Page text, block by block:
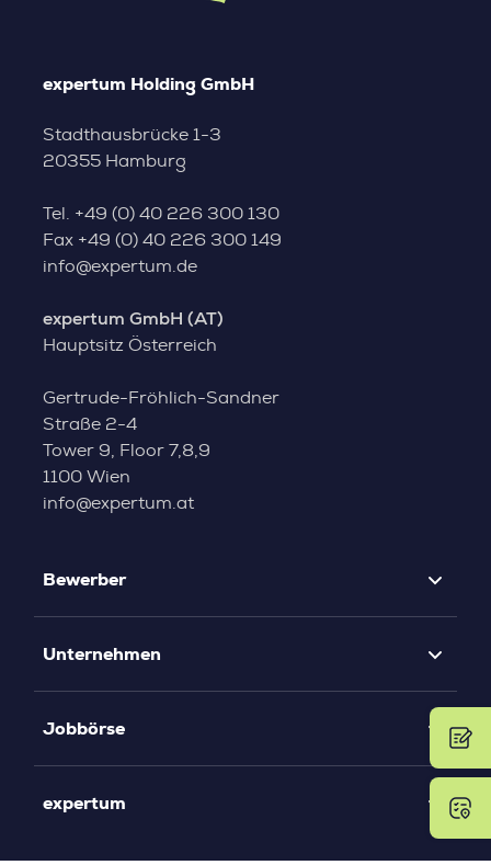
expertum Holding GmbH
Stadthausbrücke 1-3
20355 Hamburg
Tel. +49 (0) 40 226 300 130
Fax +49 (0) 40 226 300 149
info@expertum.de
expertum GmbH (AT)
Hauptsitz Österreich
Gertrude-Fröhlich-Sandner
Straße 2-4
Tower 9, Floor 7,8,9
1100 Wien
info@expertum.at
Bewerber
Unternehmen
Jobbörse
expertum